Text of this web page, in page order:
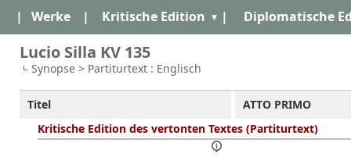
| Werke | Kritische Edition | Diplomatische
Lucio Silla KV 135
Synopse > Partiturtext : Englisch
Titel
ATTO PRIMO
Kritische Edition des vertonten Textes (Partiturtext)